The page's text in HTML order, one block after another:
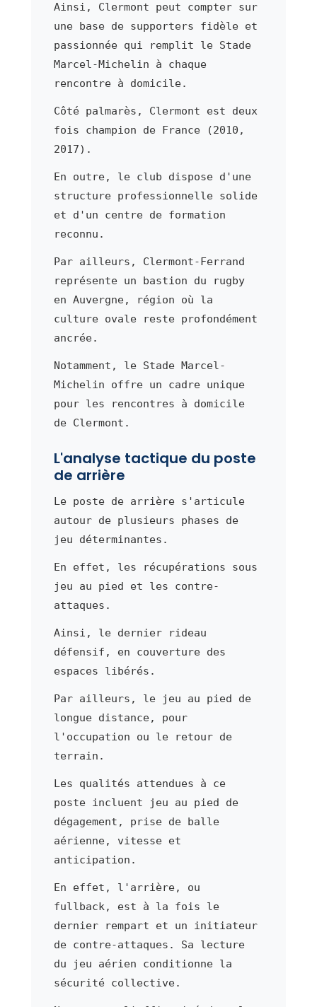
Ainsi, Clermont peut compter sur
une base de supporters fidèle et
passionnée qui remplit le Stade
Marcel-Michelin à chaque
rencontre à domicile.
Côté palmarès, Clermont est deux
fois champion de France (2010,
2017).
En outre, le club dispose d'une
structure professionnelle solide
et d'un centre de formation
reconnu.
Par ailleurs, Clermont-Ferrand
représente un bastion du rugby
en Auvergne, région où la
culture ovale reste profondément
ancrée.
Notamment, le Stade Marcel-
Michelin offre un cadre unique
pour les rencontres à domicile
de Clermont.
L'analyse tactique du poste
de arrière
Le poste de arrière s'articule
autour de plusieurs phases de
jeu déterminantes.
En effet, les récupérations sous
jeu au pied et les contre-
attaques.
Ainsi, le dernier rideau
défensif, en couverture des
espaces libérés.
Par ailleurs, le jeu au pied de
longue distance, pour
l'occupation ou le retour de
terrain.
Les qualités attendues à ce
poste incluent jeu au pied de
dégagement, prise de balle
aérienne, vitesse et
anticipation.
En effet, l'arrière, ou
fullback, est à la fois le
dernier rempart et un initiateur
de contre-attaques. Sa lecture
du jeu aérien conditionne la
sécurité collective.